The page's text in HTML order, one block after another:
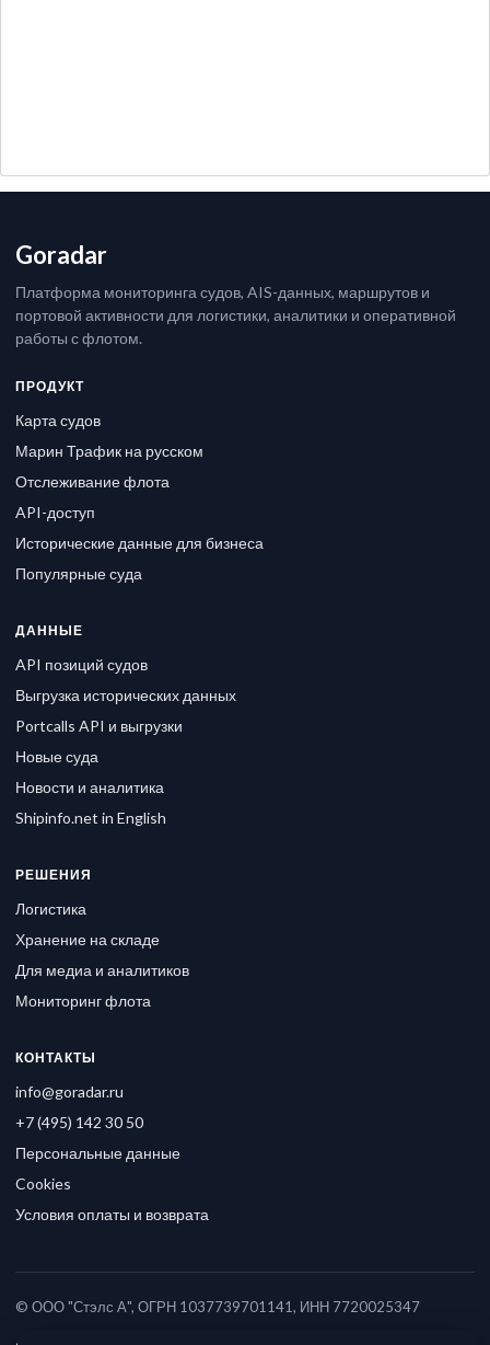
Goradar
Платформа мониторинга судов, AIS-данных, маршрутов и
портовой активности для логистики, аналитики и оперативной
работы с флотом.
ПРОДУКТ
Карта судов
Марин Трафик на русском
Отслеживание флота
API-доступ
Исторические данные для бизнеса
Популярные суда
ДАННЫЕ
API позиций судов
Выгрузка исторических данных
Portcalls API и выгрузки
Новые суда
Новости и аналитика
Shipinfo.net in English
РЕШЕНИЯ
Логистика
Хранение на складе
Для медиа и аналитиков
Мониторинг флота
КОНТАКТЫ
info@goradar.ru
+7 (495) 142 30 50
Персональные данные
Cookies
Условия оплаты и возврата
© ООО "Стэлс А", ОГРН 1037739701141, ИНН 7720025347